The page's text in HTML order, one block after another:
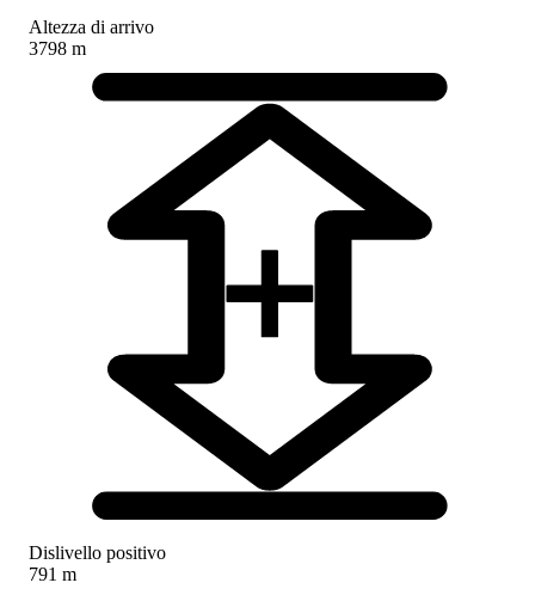
Altezza di arrivo
3798 m
Dislivello positivo
791 m